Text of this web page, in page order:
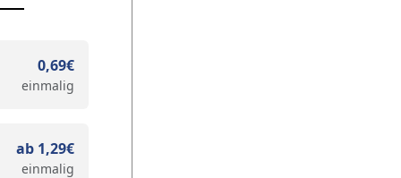
0,69€
einmalig
ab 1,29€
einmalig